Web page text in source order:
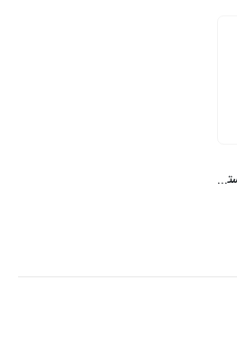
دستگاه آزمون شعله فوم پلی استایرن